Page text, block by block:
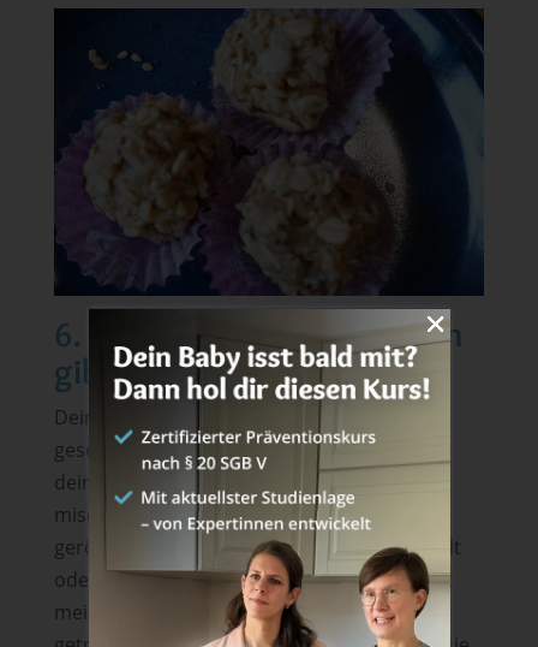
6. Welche Sorten Stillkugeln
gibt es?
Deiner Fantasie sind hier keine Grenzen
gesetzt. Du kannst verschiedene Dinge für
deine kleinen Powerbällchen zusammen
mischen. Ich liebe sie mit Nüssen, in
geröstetem Sesam oder Kokosflocken gerollt
oder auch mit Kakao. Ein weiterer Favorit ist
meine Sorte mit Cranberrys. Auch mit